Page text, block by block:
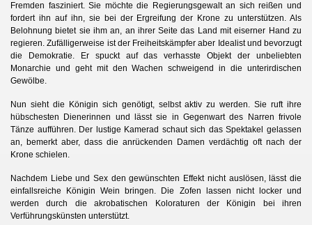
Fremden fasziniert. Sie möchte die Regierungsgewalt an sich reißen und
fordert ihn auf ihn, sie bei der Ergreifung der Krone zu unterstützen. Als
Belohnung bietet sie ihm an, an ihrer Seite das Land mit eiserner Hand zu
regieren. Zufälligerweise ist der Freiheitskämpfer aber Idealist und bevorzugt
die Demokratie. Er spuckt auf das verhasste Objekt der unbeliebten
Monarchie und geht mit den Wachen schweigend in die unterirdischen
Gewölbe.
Nun sieht die Königin sich genötigt, selbst aktiv zu werden. Sie ruft ihre
hübschesten Dienerinnen und lässt sie in Gegenwart des Narren frivole
Tänze aufführen. Der lustige Kamerad schaut sich das Spektakel gelassen
an, bemerkt aber, dass die anrückenden Damen verdächtig oft nach der
Krone schielen.
Nachdem Liebe und Sex den gewünschten Effekt nicht auslösen, lässt die
einfallsreiche Königin Wein bringen. Die Zofen lassen nicht locker und
werden durch die akrobatischen Koloraturen der Königin bei ihren
Verführungskünsten unterstützt.